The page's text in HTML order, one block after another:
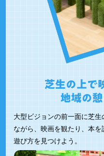
大型ビジョンの前一面に芝
ながら、映画を観たり、本
遊び方を見つけよう。